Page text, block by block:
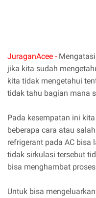
JuraganAcee -
jika kita sudah
kita tidak mengetahui
tidak tahu bagian mana
Pada kesempatan ini
beberapa cara atau
refrigerant pada AC bisa
tidak sirkulasi tersebut
bisa menghambat
Untuk bisa